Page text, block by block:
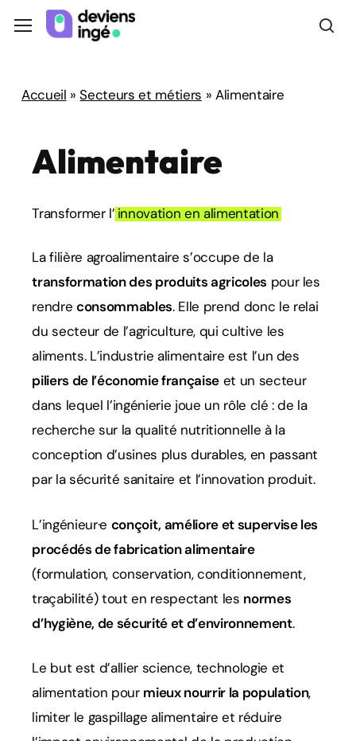
Menu
Accueil »Secteurs et métiers »Alimentaire
Alimentaire
Transformer l’ innovation en alimentation
La filière agroalimentaire s’occupe de la
transformation des produits agricoles pour les
rendreconsommables. Elle prend donc le relai
dusecteur de l’agriculture, qui cultive les
aliments. L’industrie alimentaire est l’un des
piliers de l’économie françaiseet un secteur
dans lequel l’ingénierie joue un rôle clé : de la
recherche sur la qualité nutritionnelle à la
conception d’usines plus durables, en passant
par la sécurité sanitaire et l’innovation produit.
L’ingénieur·e conçoit, améliore et supervise les
procédés de fabrication alimentaire
(formulation, conservation, conditionnement,
traçabilité) tout en respectant les normes
d’hygiène, de sécurité et d’environnement.
Le but est d’allier science, technologie et
alimentation pour mieux nourrir la population,
limiter le gaspillage alimentaire et réduire
Menu